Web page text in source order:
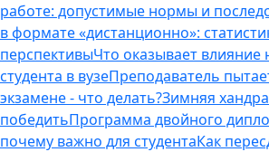
работе: допустимые нормы и
в формате «дистанционно»:
перспективыЧто оказывает влияние
студента в вузеПреподаватель
экзамене - что делать?Зимняя хандра
победитьПрограмма двойного
почему важно для студентаКак